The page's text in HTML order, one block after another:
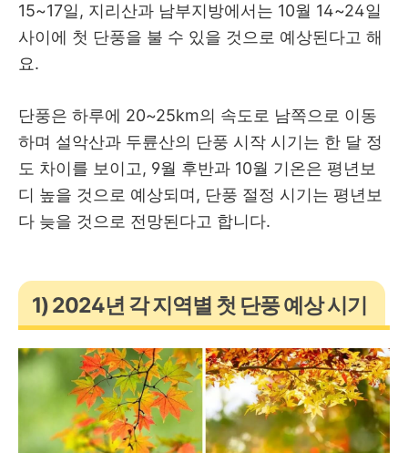
15~17일, 지리산과 남부지방에서는 10월 14~24일
사이에 첫 단풍을 불 수 있을 것으로 예상된다고 해
요.
단풍은 하루에 20~25km의 속도로 남쪽으로 이동
하며 설악산과 두륜산의 단풍 시작 시기는 한 달 정
도 차이를 보이고, 9월 후반과 10월 기온은 평년보
디 높을 것으로 예상되며, 단풍 절정 시기는 평년보
다 늦을 것으로 전망된다고 합니다.
1) 2024년 각 지역별 첫 단풍 예상 시기